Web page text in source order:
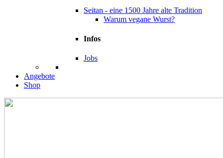
Seitan - eine 1500 Jahre alte Tradition
Warum vegane Wurst?
Infos
Jobs
Angebote
Shop